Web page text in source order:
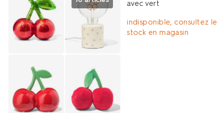
avec vert
indisponible, consultez le
stock en magasin